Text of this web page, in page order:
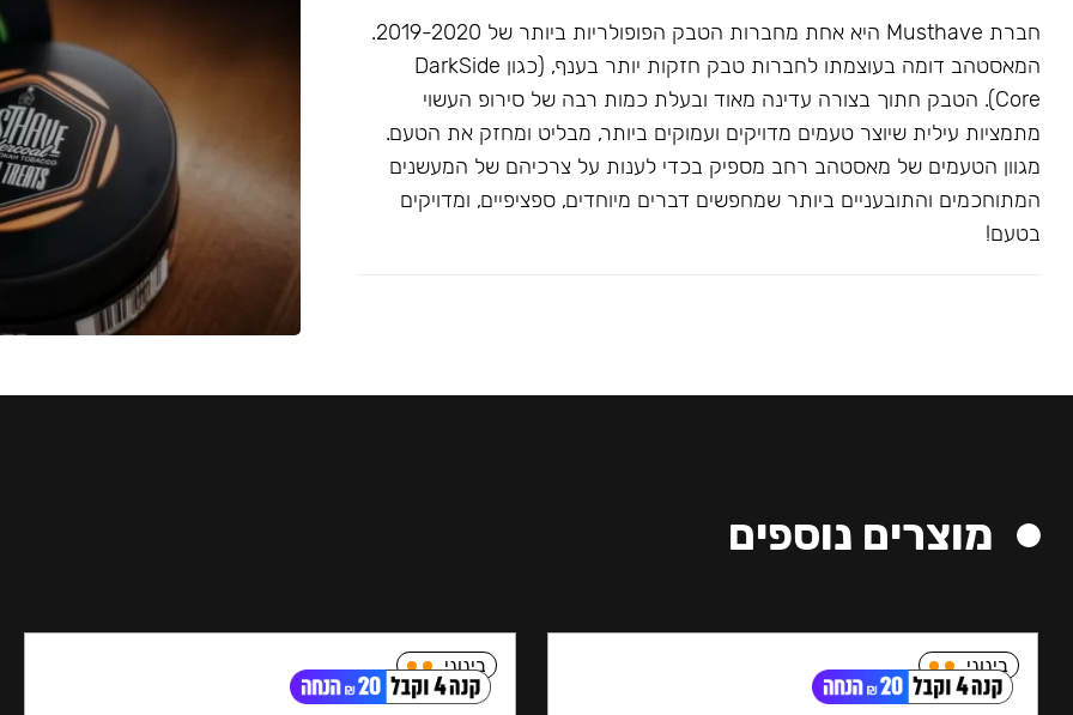
חברת Musthave היא אחת מחברות הטבק הפופולריות ביותר של 2019-2020.
המאסטהב דומה בעוצמתו לחברות טבק חזקות יותר בענף, (כגון DarkSide
Core). הטבק חתוך בצורה עדינה מאוד ובעלת כמות רבה של סירופ העשוי
מתמציות עילית שיוצר טעמים מדויקים ועמוקים ביותר, מבליט ומחזק את הטעם.
מגוון הטעמים של מאסטהב רחב מספיק בכדי לענות על צרכיהם של המעשנים
המתוחכמים והתובעניים ביותר שמחפשים דברים מיוחדים, ספציפיים, ומדויקים
בטעם!
מוצרים נוספים
בינוני בינוני